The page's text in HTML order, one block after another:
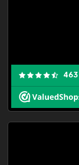
463